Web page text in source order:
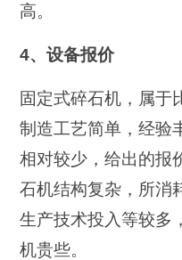
高。
4、设备报价
固定式碎石机，属于
制造工艺简单，经验
相对较少，给出的报
石机结构复杂，所消
生产技术投入等较多
机贵些。